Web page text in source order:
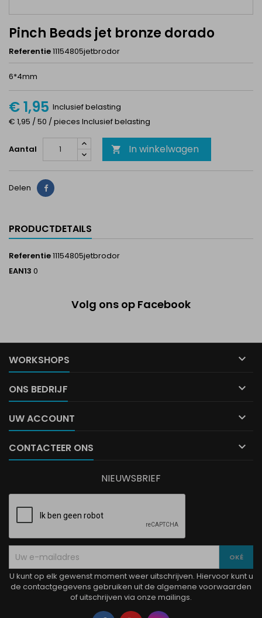
Pinch Beads jet bronze dorado
Referentie11154805jetbrodor
6*4mm
€ 1,95 Inclusief belasting
€ 1,95 / 50 / pieces Inclusief belasting
Aantal  In winkelwagen
Delen Delen
PRODUCTDETAILS
Referentie11154805jetbrodor
EAN13 0
Volg ons op Facebook
WORKSHOPS 
ONS BEDRIJF 
UW ACCOUNT 
CONTACTEER ONS 
NIEUWSBRIEF
U kunt op elk gewenst moment weer uitschrijven. Hiervoor kunt u
de contactgegevens gebruiken uit de algemene voorwaarden
of uitschrijven via onze mailings.